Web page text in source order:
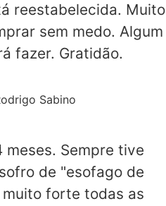
reestabelecida. Muito
sem medo. Algum
fazer. Gratidão.
Sabino
meses. Sempre tive
de "esofago de
forte todas as